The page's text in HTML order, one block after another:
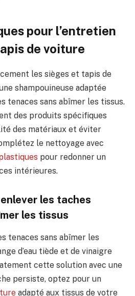
pour l’entretien
de voiture
les sièges et tapis de
shampouineuse adaptée
tenaces sans abîmer les tissus.
des produits spécifiques
des matériaux et éviter
le nettoyage avec
pour redonner un
intérieures.
les taches
les tissus
tenaces sans abîmer les
d’eau tiède et de vinaigre
cette solution avec une
persiste, optez pour un
adapté aux tissus de votre